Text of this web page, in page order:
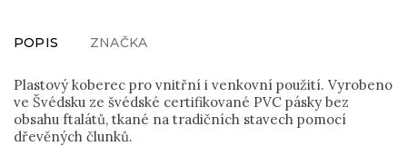
POPIS ZNAČKA
Plastový koberec pro vnitřní i venkovní použití. Vyrobeno
ve Švédsku ze švédské certifikované PVC pásky bez
obsahu ftalátů, tkané na tradičních stavech pomocí
dřevěných člunků.